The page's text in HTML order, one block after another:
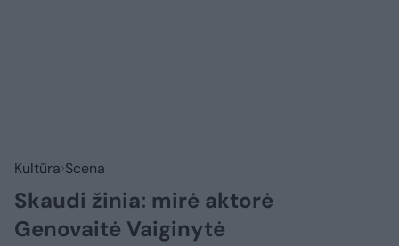
Kultūra Scena
Skaudi žinia: mirė aktorė
Genovaitė Vaiginytė